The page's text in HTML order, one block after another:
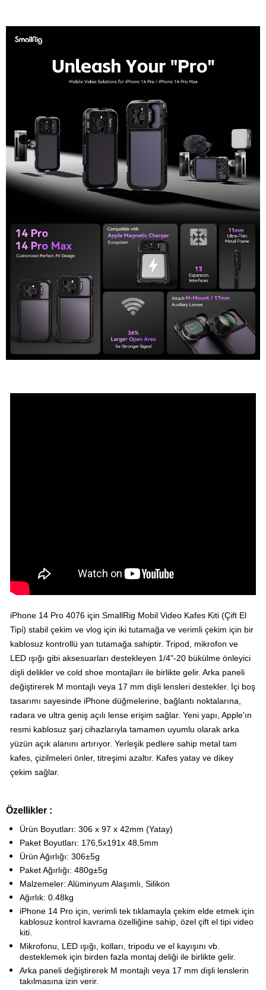
iPhone 14 Pro 4076 için SmallRig Mobil Video Kafes Kiti (Çift El
Tipi) stabil çekim ve vlog için iki tutamağa ve verimli çekim için bir
kablosuz kontrollü yan tutamağa sahiptir. Tripod, mikrofon ve
LED ışığı gibi aksesuarları destekleyen 1/4"-20 bükülme önleyici
dişli delikler ve cold shoe montajları ile birlikte gelir. Arka paneli
değiştirerek M montajlı veya 17 mm dişli lensleri destekler. İçi boş
tasarımı sayesinde iPhone düğmelerine, bağlantı noktalarına,
radara ve ultra geniş açılı lense erişim sağlar. Yeni yapı, Apple'ın
resmi kablosuz şarj cihazlarıyla tamamen uyumlu olarak arka
yüzün açık alanını artırıyor. Yerleşik pedlere sahip metal tam
kafes, çizilmeleri önler, titreşimi azaltır. Kafes yatay ve dikey
çekim sağlar.
Özellikler :
Ürün Boyutları: 306 x 97 x 42mm (Yatay)
Paket Boyutları: 176,5x191x 48,5mm
Ürün Ağırlığı: 306±5g
Paket Ağırlığı: 480g±5g
Malzemeler: Alüminyum Alaşımlı, Silikon
Ağırlık: 0.48kg
iPhone 14 Pro için, verimli tek tıklamayla çekim elde etmek için
kablosuz kontrol kavrama özelliğine sahip, özel çift el tipi video
kiti.
Mikrofonu, LED ışığı, kolları, tripodu ve el kayışını vb.
desteklemek için birden fazla montaj deliği ile birlikte gelir.
Arka paneli değiştirerek M montajlı veya 17 mm dişli lenslerin
takılmasına izin verir.